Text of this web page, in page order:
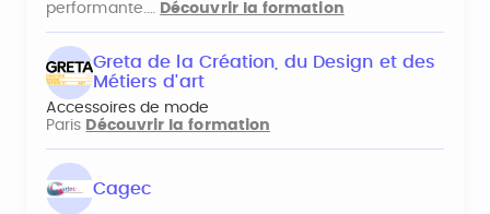
performante.… Découvrir la formation
Greta de la Création, du Design et des
Métiers d'art
Accessoires de mode
Paris Découvrir la formation
Cagec